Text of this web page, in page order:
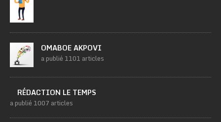
OMABOE AKPOVI
a publié 1101 articles
RÉDACTION LE TEMPS
a publié 1007 articles